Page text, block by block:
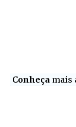
Conheça mais